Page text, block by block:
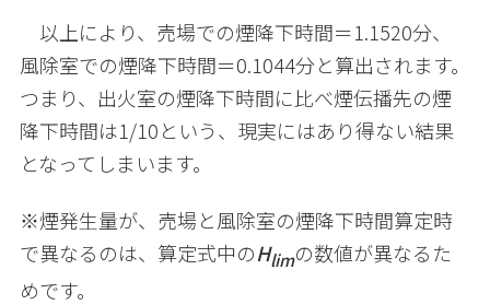
以上により、売場での煙降下時間＝1.1520分、
風除室での煙降下時間＝0.1044分と算出されます。
つまり、出火室の煙降下時間に比べ煙伝播先の煙
降下時間は1/10という、現実にはあり得ない結果
となってしまいます。
※煙発生量が、売場と風除室の煙降下時間算定時
で異なるのは、算定式中のHlimの数値が異なるた
めです。